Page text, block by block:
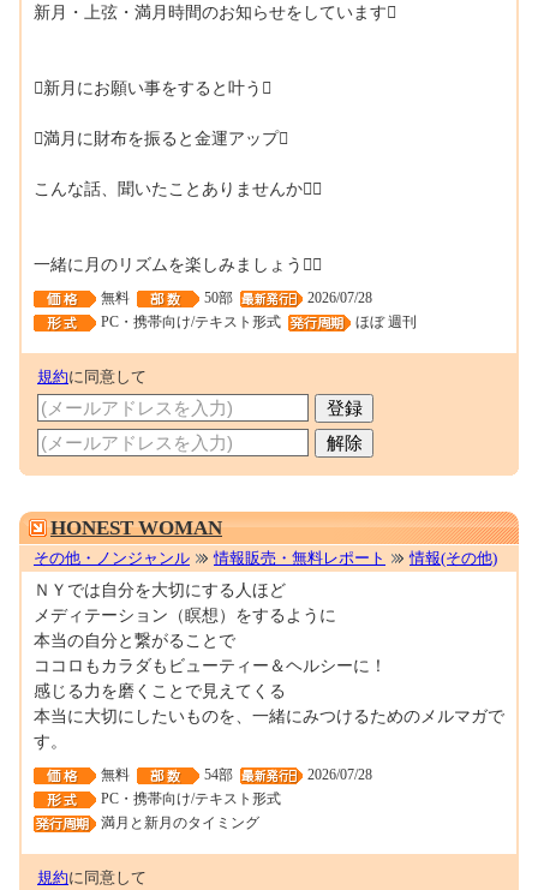
新月・上弦・満月時間のお知らせをしています
新月にお願い事をすると叶う
満月に財布を振ると金運アップ
こんな話、聞いたことありませんか
一緒に月のリズムを楽しみましょう
無料 50部
2026/07/28
PC・携帯向け/テキスト形式
ほぼ 週刊
規約に同意して
HONEST WOMAN
その他・ノンジャンル 情報販売・無料レポート 情報(その他)
ＮＹでは自分を大切にする人ほど
メディテーション（瞑想）をするように
本当の自分と繋がることで
ココロもカラダもビューティー＆ヘルシーに！
感じる力を磨くことで見えてくる
本当に大切にしたいものを、一緒にみつけるためのメルマガで
す。
無料 54部
2026/07/28
PC・携帯向け/テキスト形式
満月と新月のタイミング
規約に同意して